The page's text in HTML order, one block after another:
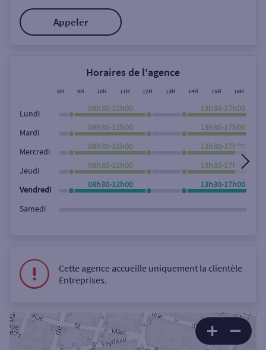
Coffre-fort
Ville / Code postal
Appeler
Horaires de l'agence
8H 9H 10H 11H 12H 13H 14H 15H 16H
Lundi
08h30-12h00 13h30-17h00
Mardi
08h30-12h00 13h30-17h00
Mercredi
08h30-12h00 13h30-17h00
Jeudi
08h30-12h00 13h30-17h00
Vendredi
08h30-12h00 13h30-17h00
Samedi
Cette agence accueille uniquement la clientèle
Entreprises.